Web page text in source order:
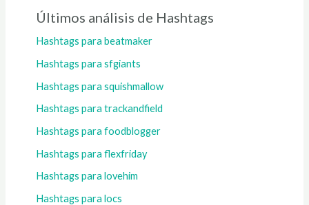
Últimos análisis de Hashtags
Hashtags para beatmaker
Hashtags para sfgiants
Hashtags para squishmallow
Hashtags para trackandfield
Hashtags para foodblogger
Hashtags para flexfriday
Hashtags para lovehim
Hashtags para locs